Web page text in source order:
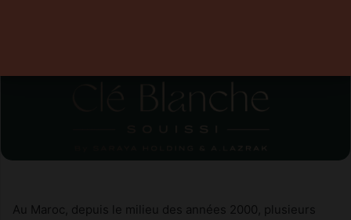
Au Maroc, depuis le milieu des années 2000, plusieurs